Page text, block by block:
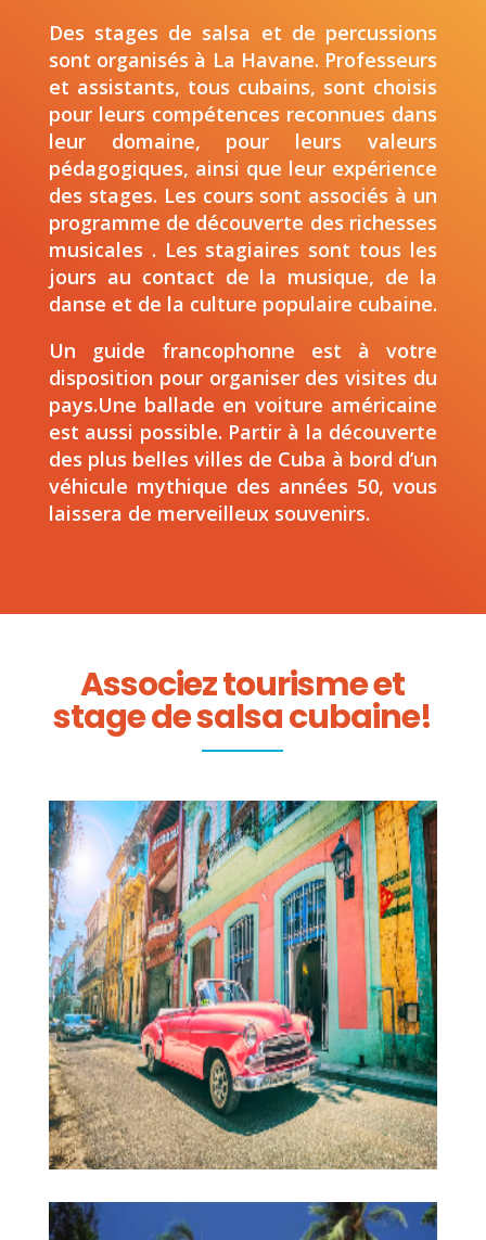
Des stages de salsa et de percussions
sont organisés à La Havane. Professeurs
et assistants, tous cubains, sont choisis
pour leurs compétences reconnues dans
leur domaine, pour leurs valeurs
pédagogiques, ainsi que leur expérience
des stages. Les cours sont associés à un
programme de découverte des richesses
musicales . Les stagiaires sont tous les
jours au contact de la musique, de la
danse et de la culture populaire cubaine.
Un guide francophonne est à votre
disposition pour organiser des visites du
pays.Une ballade en voiture américaine
est aussi possible. Partir à la découverte
des plus belles villes de Cuba à bord d’un
véhicule mythique des années 50, vous
laissera de merveilleux souvenirs.
Associez tourisme et
stage de salsa cubaine!